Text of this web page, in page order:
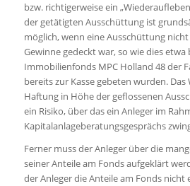
bzw. richtigerweise ein
der getätigten Ausschüttung ist
möglich, wenn eine Ausschüttung
Gewinne gedeckt war, so wie dies etwa
Immobilienfonds MPC Holland 48 der
bereits zur Kasse gebeten wurden.
Haftung in Höhe der geflossenen
ein Risiko, über das ein Anleger im
Kapitalanlageberatungsgesprächs
Ferner muss der Anleger über die
seiner Anteile am Fonds aufgeklärt
der Anleger die Anteile am Fonds nicht